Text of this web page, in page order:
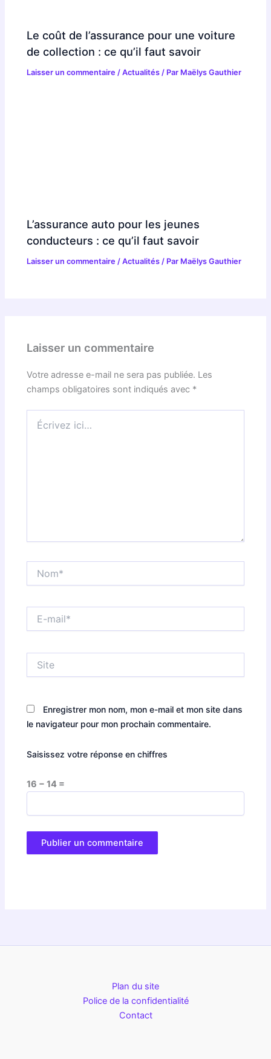
Le coût de l’assurance pour une voiture
de collection : ce qu’il faut savoir
Laisser un commentaire /Actualités / Par Maëlys Gauthier
L’assurance auto pour les jeunes
conducteurs : ce qu’il faut savoir
Laisser un commentaire /Actualités / Par Maëlys Gauthier
Laisser un commentaire
Votre adresse e-mail ne sera pas publiée. Les
champs obligatoires sont indiqués avec *
ici…
mail*
Enregistrer mon nom, mon e-mail et mon site dans
le navigateur pour mon prochain commentaire.
Saisissez votre réponse en chiffres
16 − 14 =
Plan du site
Police de la confidentialité
Contact